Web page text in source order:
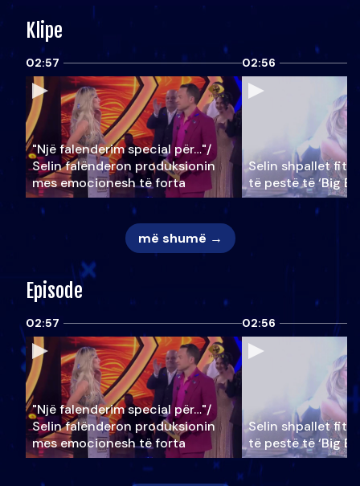
Klipe
02:57
"Një falenderim special për…"/
Selin falënderon produksionin
mes emocionesh të forta
02:56
Selin shpallet
të pestë të ‘Big
më shumë →
Episode
02:57
"Një falenderim special për…"/
Selin falënderon produksionin
mes emocionesh të forta
02:56
Selin shpallet
të pestë të ‘Big